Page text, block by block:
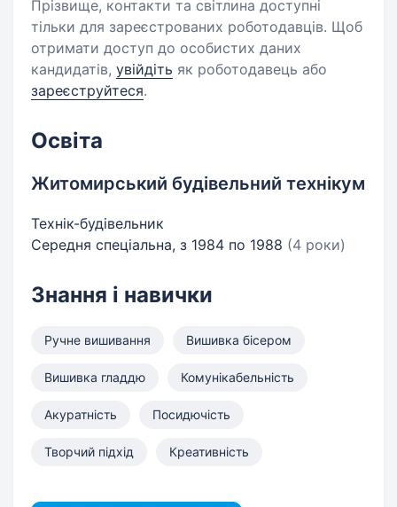
Прізвище, контакти та світлина доступні
тільки для зареєстрованих роботодавців. Щоб
отримати доступ до особистих даних
кандидатів, увійдіть як роботодавець або
зареєструйтеся.
Освіта
Житомирський будівельний технікум
Технік-будівельник
Середня спеціальна, з 1984 по 1988 (4 роки)
Знання і навички
Ручне вишивання Вишивка бісером
Вишивка гладдю Комунікабельність
Акуратність Посидючість
Творчий підхід Креативність